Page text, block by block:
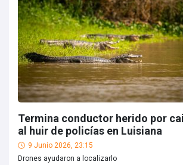
Termina conductor herido por
al huir de policías en Luisiana
9 Junio 2026, 23:15
Drones ayudaron a localizarlo